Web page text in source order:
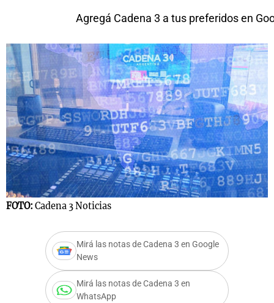
Agregá Cadena 3 a tus preferidos en
FOTO: Cadena 3 Noticias
Mirá las notas de Cadena 3 en Google
News
Mirá las notas de Cadena 3 en
WhatsApp